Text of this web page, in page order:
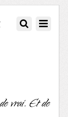
vrai. Et de